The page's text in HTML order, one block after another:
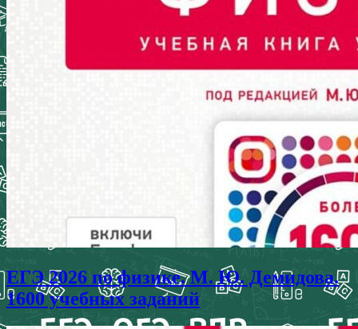
ЕГЭ 2026 по физике. М. Ю. Демидова.
1600 учебных заданий